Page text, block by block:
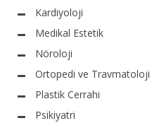
Kardiyoloji
Medikal Estetik
Nöroloji
Ortopedi ve Travmatoloji
Plastik Cerrahi
Psikiyatri